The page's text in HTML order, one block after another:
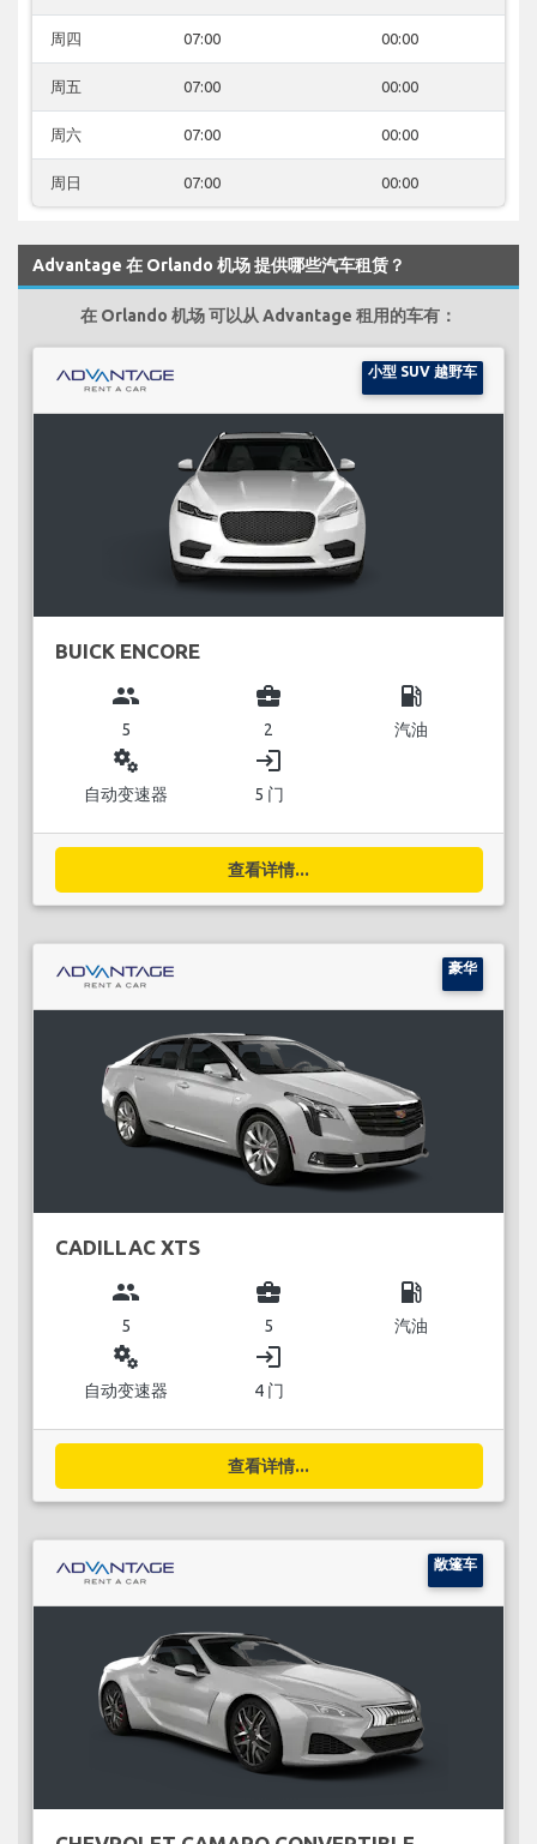
周四 07:00 00:00
周五 07:00 00:00
周六 07:00 00:00
周日 07:00 00:00
Advantage 在 Orlando 机场 提供哪些汽车租赁？
在 Orlando 机场 可以从 Advantage 租用的车有：
小型 SUV 越野车
BUICK ENCORE
group
5
business_center
2
local_gas_station
汽油
miscellaneous_services
自动变速器
login
5 门
查看详情...
豪华
CADILLAC XTS
group
5
business_center
5
local_gas_station
汽油
miscellaneous_services
自动变速器
login
4 门
查看详情...
敞篷车